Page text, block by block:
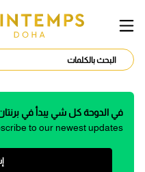
في الدوحة كل شي يبدأ في
to our newest updates